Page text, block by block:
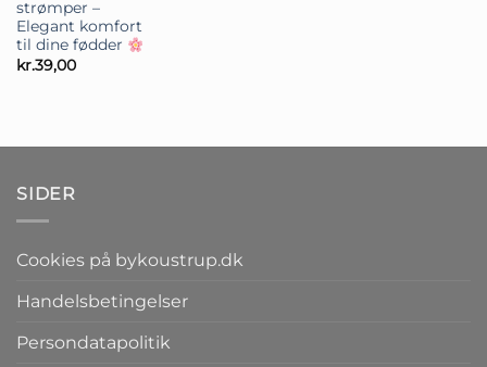
strømper –
Elegant komfort
til dine fødder
kr.39,00
SIDER
Cookies på bykoustrup.dk
Handelsbetingelser
Persondatapolitik